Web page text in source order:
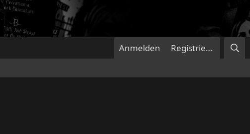
Anmelden Registrieren